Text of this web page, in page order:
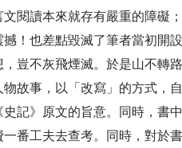
閱讀本來就存有嚴重的障
！也差點毀滅了筆者當初開
豈不灰飛煙滅。於是山不
故事，以「改寫」的方式，
》原文的旨意。同時，書
番工夫去查考。同時，對